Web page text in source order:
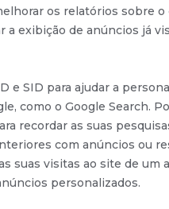
os relatórios sobre
a exibição de anúncios já
e SID para ajudar a
como o Google Search.
recordar as suas
com anúncios ou
suas visitas ao site de um
personalizados.